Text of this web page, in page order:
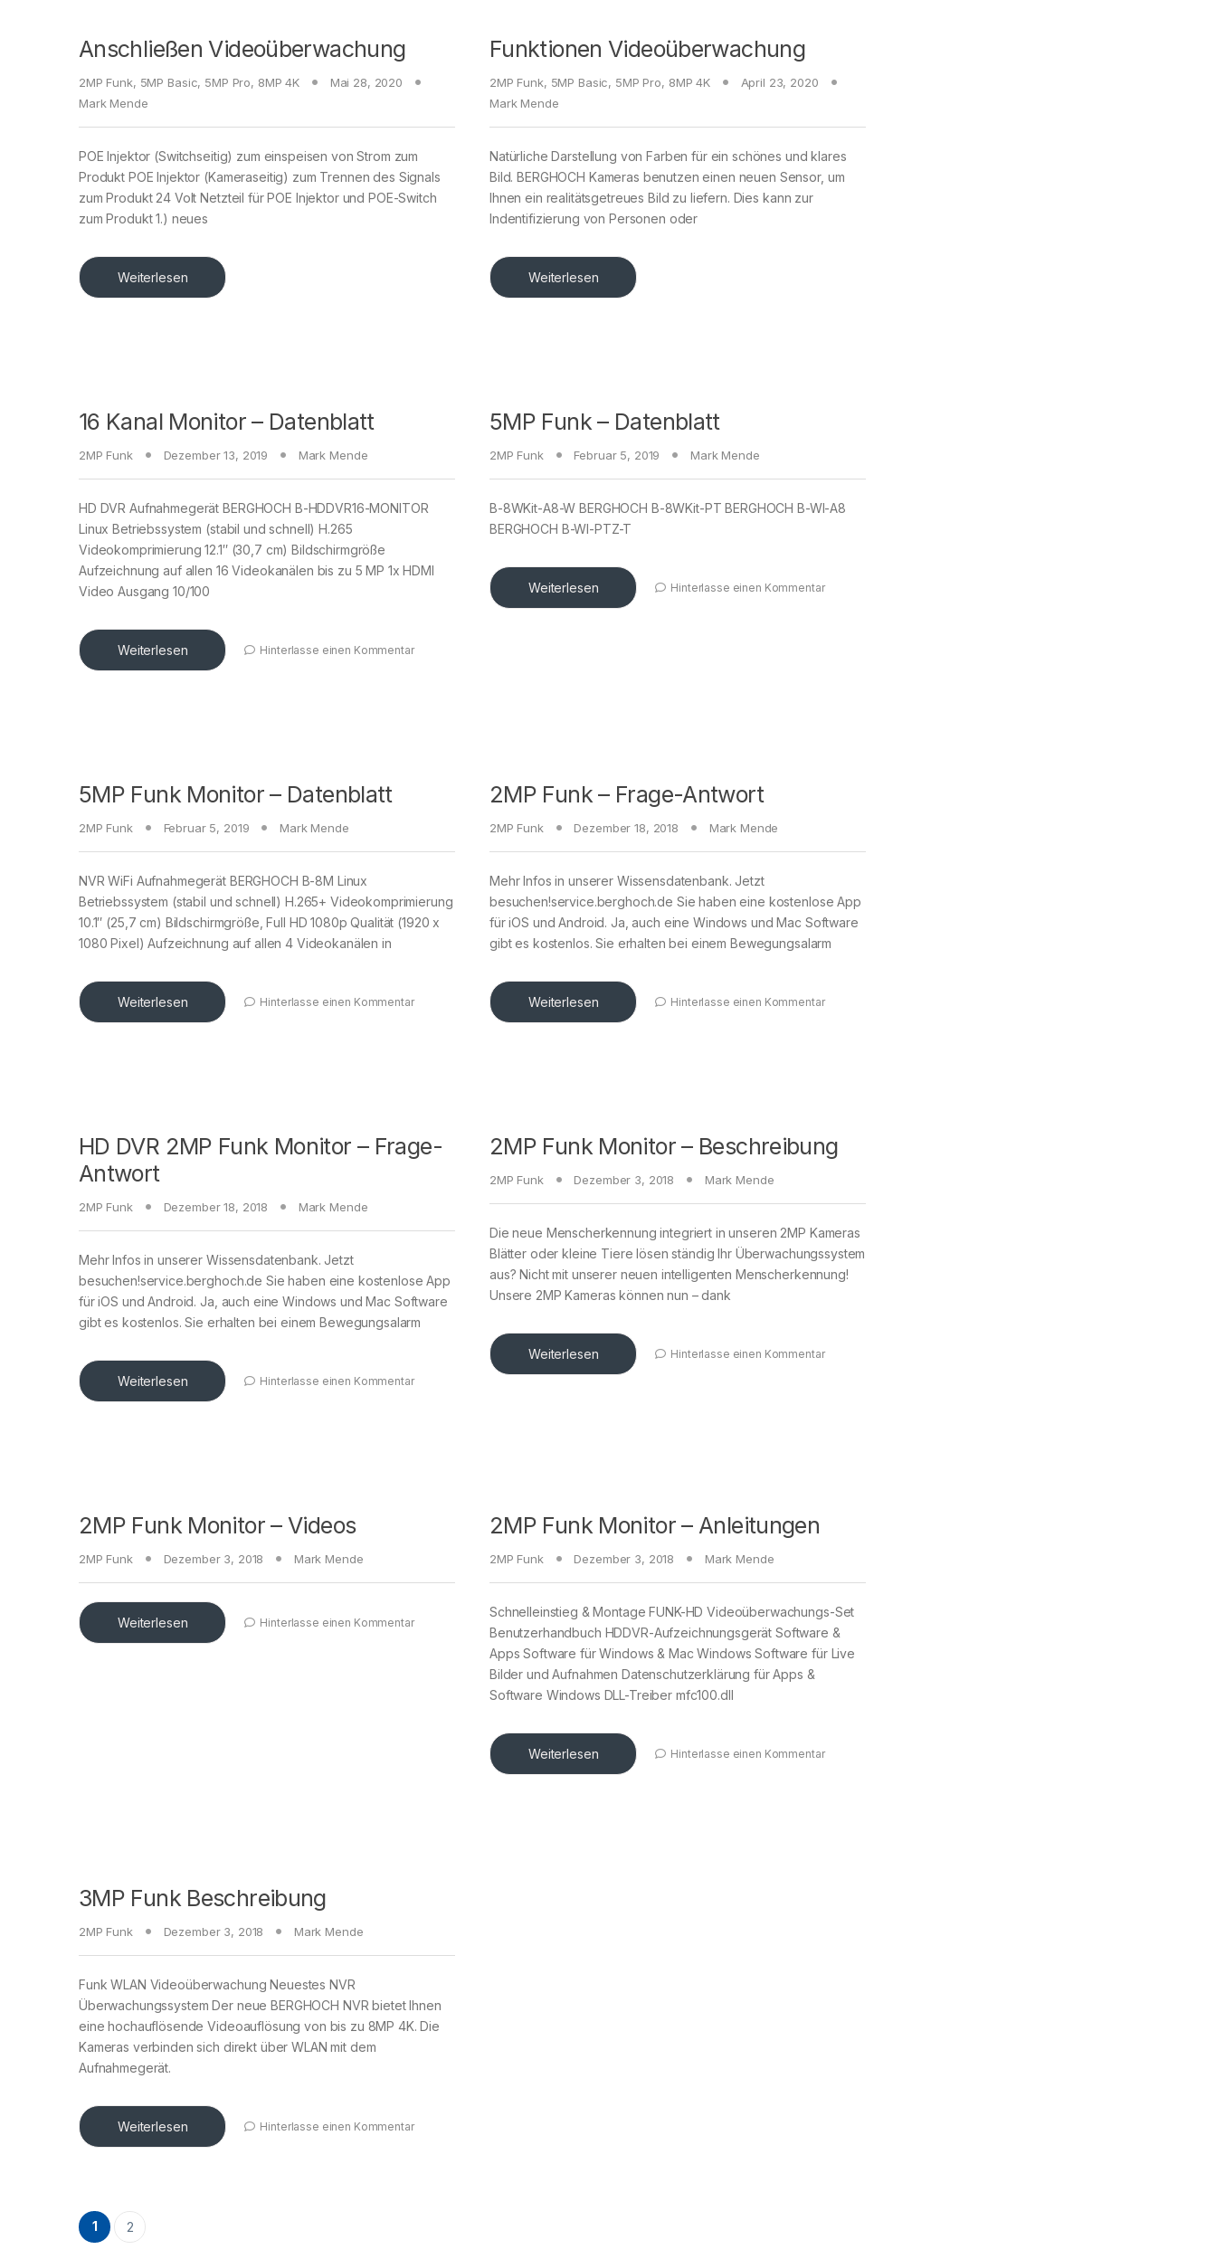
Anschließen Videoüberwachung
2MP Funk, 5MP Basic, 5MP Pro, 8MP 4K
Mai 28, 2020
Mark Mende
POE Injektor (Switchseitig) zum einspeisen von Strom zum
Produkt POE Injektor (Kameraseitig) zum Trennen des Signals
zum Produkt 24 Volt Netzteil für POE Injektor und POE-Switch
zum Produkt 1.) neues
Weiterlesen
Funktionen Videoüberwachung
2MP Funk, 5MP Basic, 5MP Pro, 8MP 4K
April 23, 2020
Mark Mende
Natürliche Darstellung von Farben für ein schönes und klares
Bild. BERGHOCH Kameras benutzen einen neuen Sensor, um
Ihnen ein realitätsgetreues Bild zu liefern. Dies kann zur
Indentifizierung von Personen oder
Weiterlesen
16 Kanal Monitor – Datenblatt
2MP Funk Dezember 13, 2019 Mark Mende
HD DVR Aufnahmegerät BERGHOCH B-HDDVR16-MONITOR
Linux Betriebssystem (stabil und schnell) H.265
Videokomprimierung 12.1″ (30,7 cm) Bildschirmgröße
Aufzeichnung auf allen 16 Videokanälen bis zu 5 MP 1x HDMI
Video Ausgang 10/100
Weiterlesen Hinterlasse einen Kommentar
5MP Funk – Datenblatt
2MP Funk Februar 5, 2019 Mark Mende
B-8WKit-A8-W BERGHOCH B-8WKit-PT BERGHOCH B-WI-A8
BERGHOCH B-WI-PTZ-T
Weiterlesen Hinterlasse einen Kommentar
5MP Funk Monitor – Datenblatt
2MP Funk Februar 5, 2019 Mark Mende
NVR WiFi Aufnahmegerät BERGHOCH B-8M Linux
Betriebssystem (stabil und schnell) H.265+ Videokomprimierung
10.1″ (25,7 cm) Bildschirmgröße, Full HD 1080p Qualität (1920 x
1080 Pixel) Aufzeichnung auf allen 4 Videokanälen in
Weiterlesen Hinterlasse einen Kommentar
2MP Funk – Frage-Antwort
2MP Funk Dezember 18, 2018 Mark Mende
Mehr Infos in unserer Wissensdatenbank. Jetzt
besuchen!service.berghoch.de Sie haben eine kostenlose App
für iOS und Android. Ja, auch eine Windows und Mac Software
gibt es kostenlos. Sie erhalten bei einem Bewegungsalarm
Weiterlesen Hinterlasse einen Kommentar
HD DVR 2MP Funk Monitor – Frage-
Antwort
2MP Funk Dezember 18, 2018 Mark Mende
Mehr Infos in unserer Wissensdatenbank. Jetzt
besuchen!service.berghoch.de Sie haben eine kostenlose App
für iOS und Android. Ja, auch eine Windows und Mac Software
gibt es kostenlos. Sie erhalten bei einem Bewegungsalarm
Weiterlesen Hinterlasse einen Kommentar
2MP Funk Monitor – Beschreibung
2MP Funk Dezember 3, 2018 Mark Mende
Die neue Menscherkennung integriert in unseren 2MP Kameras
Blätter oder kleine Tiere lösen ständig Ihr Überwachungssystem
aus? Nicht mit unserer neuen intelligenten Menscherkennung!
Unsere 2MP Kameras können nun – dank
Weiterlesen Hinterlasse einen Kommentar
2MP Funk Monitor – Videos
2MP Funk Dezember 3, 2018 Mark Mende
Weiterlesen Hinterlasse einen Kommentar
2MP Funk Monitor – Anleitungen
2MP Funk Dezember 3, 2018 Mark Mende
Schnelleinstieg & Montage FUNK-HD Videoüberwachungs-Set
Benutzerhandbuch HDDVR-Aufzeichnungsgerät Software &
Apps Software für Windows & Mac Windows Software für Live
Bilder und Aufnahmen Datenschutzerklärung für Apps &
Software Windows DLL-Treiber mfc100.dll
Weiterlesen Hinterlasse einen Kommentar
3MP Funk Beschreibung
2MP Funk Dezember 3, 2018 Mark Mende
Funk WLAN Videoüberwachung Neuestes NVR
Überwachungssystem Der neue BERGHOCH NVR bietet Ihnen
eine hochauflösende Videoauflösung von bis zu 8MP 4K. Die
Kameras verbinden sich direkt über WLAN mit dem
Aufnahmegerät.
Weiterlesen Hinterlasse einen Kommentar
1 2